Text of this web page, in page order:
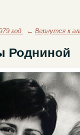
год ← Вернутся к
Родниной